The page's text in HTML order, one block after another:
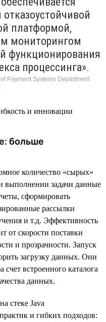
платформой,
мониторингом
функционирования
процессинга».
Payment Systems Department
больше
количество «сырых»
задачи данные
сформировать
рассылки
и т.д. Эффективность
от скорости поставки
и прозрачности. Запуск
загрузку данных. Они
счет встроенного каталога
данных.
стеке Java
и гибких подходов: